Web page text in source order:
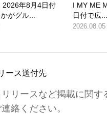
2026年8月4日付
がグル...
I MY ME
日付で広...
2026.08.05
ース送付先
リースなど掲載に関す
絡ください。